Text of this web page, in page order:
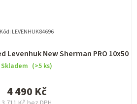
Levenhuk New Sherman PRO 10x50
Skladem (>5 ks)
4 490 Kč
Kód: LEVENHUK84696